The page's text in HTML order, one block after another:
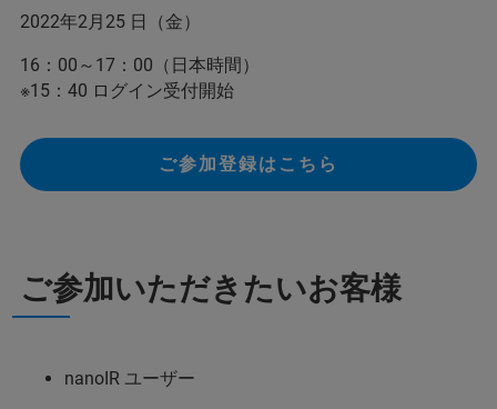
2022年2月25 日（金）
16：00～17：00（日本時間）
※15：40 ログイン受付開始
ご参加登録はこちら
ご参加いただきたいお客様
nanoIR ユーザー